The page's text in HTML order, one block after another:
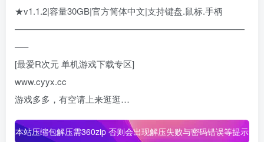
★v1.1.2|容量30GB|官方简体中文|支持键盘.鼠标.手柄
——————————————————————————
—–
[最爱R次元 单机游戏下载专区]
www.cyyx.cc
游戏多多，有空请上来逛逛…
本站压缩包解压需360zip 否则会出现解压失败与密码错误等提示